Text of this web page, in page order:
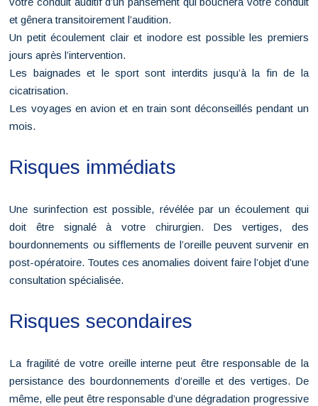
et gênera transitoirement l’audition.
Un petit écoulement clair et inodore est possible les premiers
jours après l’intervention.
Les baignades et le sport sont interdits jusqu’à la fin de la
cicatrisation.
Les voyages en avion et en train sont déconseillés pendant un
mois.
Risques immédiats
Une surinfection est possible, révélée par un écoulement qui
doit être signalé à votre chirurgien. Des vertiges, des
bourdonnements ou sifflements de l’oreille peuvent survenir en
post-opératoire. Toutes ces anomalies doivent faire l’objet d’une
consultation spécialisée.
Risques secondaires
La fragilité de votre oreille interne peut être responsable de la
persistance des bourdonnements d’oreille et des vertiges. De
même, elle peut être responsable d’une dégradation progressive